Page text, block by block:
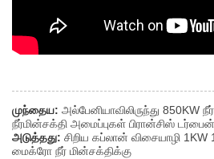
முந்தைய: அல்பேனியாவிலிருந்து 850KW
நீர்மின்சக்தி அமைப்புகள் பிரான்சிஸ்
அடுத்தது: சிறிய கப்லான் விசையாழி 1KW
மைக்ரோ நீர் மின்சக்திக்கு